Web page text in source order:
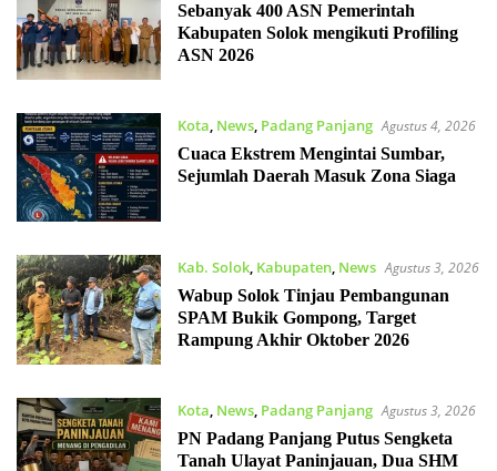
Sebanyak 400 ASN Pemerintah
Kabupaten Solok mengikuti Profiling
ASN 2026
Kota News, Padang Panjang Agustus 4, 2026
Cuaca Ekstrem Mengintai Sumbar,
Sejumlah Daerah Masuk Zona Siaga
Kab. Solok, Kabupaten, News Agustus 3, 2026
Wabup Solok Tinjau Pembangunan
SPAM Bukik Gompong, Target
Rampung Akhir Oktober 2026
Kota News, Padang Panjang Agustus 3, 2026
PN Padang Panjang Putus Sengketa
Tanah Ulayat Paninjauan, Dua SHM